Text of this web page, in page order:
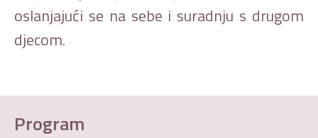
oslanjajući se na sebe i suradnju s drugom
djecom.
Program